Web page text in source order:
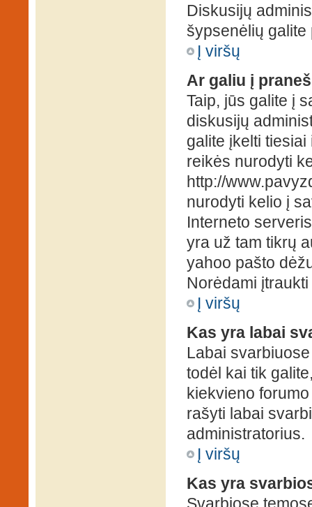
Diskusijų
šypsenėlių galite
Į viršų
Ar galiu į
Taip, jūs galite į
diskusijų
galite įkelti
reikės nurodyti
http://
nurodyti kelio į
Interneto
yra už tam tikrų
yahoo pašto
Norėdami
Į viršų
Kas yra labai
Labai
todėl kai tik
kiekvieno
rašyti labai
administratorius.
Į viršų
Kas yra